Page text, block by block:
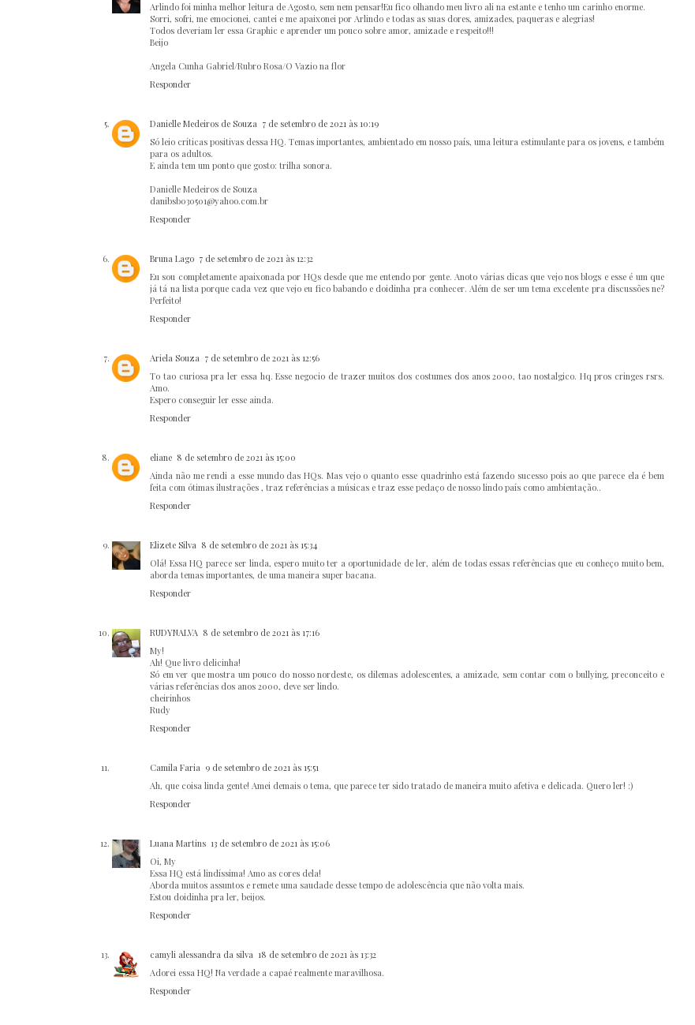
Arlindo foi minha melhor leitura de Agosto, sem nem pensar!Eu fico olhando meu livro ali na estante e tenho um carinho enorme.
Sorri, sofri, me emocionei, cantei e me apaixonei por Arlindo e todas as suas dores, amizades, paqueras e alegrias!
Todos deveriam ler essa Graphic e aprender um pouco sobre amor, amizade e respeito!!!
Beijo
Angela Cunha Gabriel/Rubro Rosa/O Vazio na flor
Responder
Danielle Medeiros de Souza 7 de setembro de 2021 às 10:19
Só leio críticas positivas dessa HQ. Temas importantes, ambientado em nosso país, uma leitura estimulante para os jovens, e também
para os adultos.
E ainda tem um ponto que gosto: trilha sonora.
Danielle Medeiros de Souza
danibsb030501@yahoo.com.br
Responder
Bruna Lago 7 de setembro de 2021 às 12:32
Eu sou completamente apaixonada por HQs desde que me entendo por gente. Anoto várias dicas que vejo nos blogs e esse é um que
já tá na lista porque cada vez que vejo eu fico babando e doidinha pra conhecer. Além de ser um tema excelente pra discussões ne?
Perfeito!
Responder
Ariela Souza 7 de setembro de 2021 às 12:56
To tao curiosa pra ler essa hq. Esse negocio de trazer muitos dos costumes dos anos 2000, tao nostalgico. Hq pros cringes rsrs.
Amo.
Espero conseguir ler esse ainda.
Responder
eliane 8 de setembro de 2021 às 15:00
Ainda não me rendi a esse mundo das HQs. Mas vejo o quanto esse quadrinho está fazendo sucesso pois ao que parece ela é bem
feita com ótimas ilustrações , traz referências a músicas e traz esse pedaço de nosso lindo país como ambientação..
Responder
Elizete Silva 8 de setembro de 2021 às 15:34
Olá! Essa HQ parece ser linda, espero muito ter a oportunidade de ler, além de todas essas referências que eu conheço muito bem,
aborda temas importantes, de uma maneira super bacana.
Responder
RUDYNALVA 8 de setembro de 2021 às 17:16
My!
Ah! Que livro delicinha!
Só em ver que mostra um pouco do nosso nordeste, os dilemas adolescentes, a amizade, sem contar com o bullying, preconceito e
várias referências dos anos 2000, deve ser lindo.
cheirinhos
Rudy
Responder
Camila Faria 9 de setembro de 2021 às 15:51
Ah, que coisa linda gente! Amei demais o tema, que parece ter sido tratado de maneira muito afetiva e delicada. Quero ler! :)
Responder
Luana Martins 13 de setembro de 2021 às 15:06
Oi, My
Essa HQ está lindíssima! Amo as cores dela!
Aborda muitos assuntos e remete uma saudade desse tempo de adolescência que não volta mais.
Estou doidinha pra ler, beijos.
Responder
camyli alessandra da silva 18 de setembro de 2021 às 13:32
Adorei essa HQ! Na verdade a capaé realmente maravilhosa.
Responder